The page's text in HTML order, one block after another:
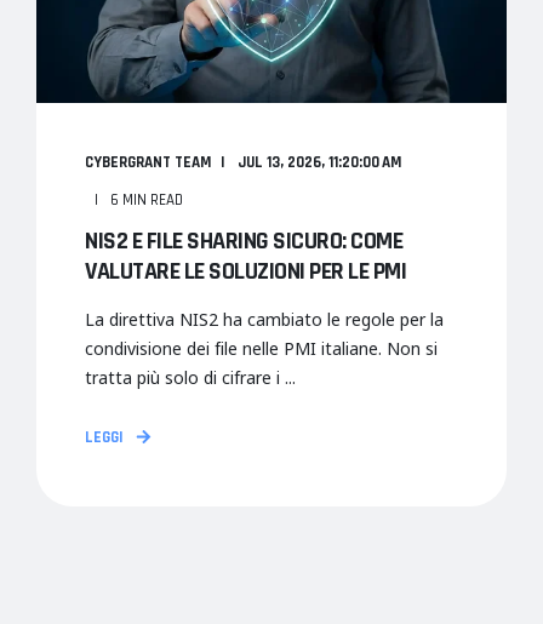
CYBERGRANT TEAM
JUL 13, 2026, 11:20:00 AM
6 MIN READ
NIS2 E FILE SHARING SICURO: COME
VALUTARE LE SOLUZIONI PER LE PMI
La direttiva NIS2 ha cambiato le regole per la
condivisione dei file nelle PMI italiane. Non si
tratta più solo di cifrare i ...
LEGGI